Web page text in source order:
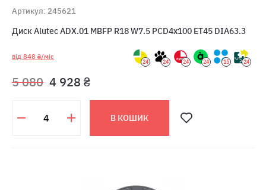
Артикул: 245621
Диск Alutec ADX.01 MBFP R18 W7.5 PCD4x100 ET45 DIA63.3
від 848 ₴/міс
24 24 24 24 15 24
5 080 4 928 ₴
В КОШИК